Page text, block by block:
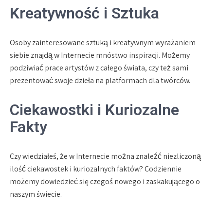
Kreatywność i Sztuka
Osoby zainteresowane sztuką i kreatywnym wyrażaniem
siebie znajdą w Internecie mnóstwo inspiracji. Możemy
podziwiać prace artystów z całego świata, czy też sami
prezentować swoje dzieła na platformach dla twórców.
Ciekawostki i Kuriozalne
Fakty
Czy wiedziałeś, że w Internecie można znaleźć niezliczoną
ilość ciekawostek i kuriozalnych faktów? Codziennie
możemy dowiedzieć się czegoś nowego i zaskakującego o
naszym świecie.